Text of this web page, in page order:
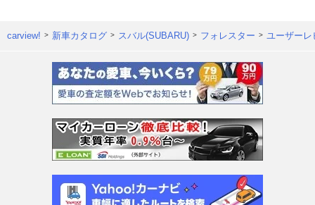
carview! 新車カタログ スバル(SUBARU) フォレスター ユーザー